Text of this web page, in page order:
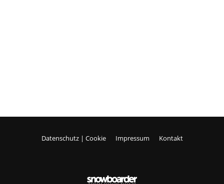
Datenschutz | Cookie Impressum Kontakt